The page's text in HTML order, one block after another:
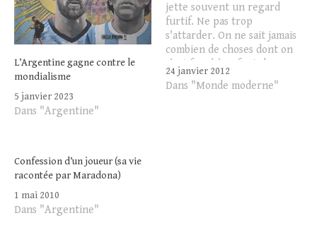
L’Argentine gagne contre le
mondialisme
5 janvier 2023
Dans "Argentine"
jette souvent un regard
furtif. Ne pas trop
s'attarder. On ne sait jamais
combien de choses dont on
s'est forcé à enfouir le
souvenir pourraient à
nouveau apparaître, à
24 janvier 2012
Dans "Monde moderne"
Confession d’un joueur (sa vie
racontée par Maradona)
1 mai 2010
Dans "Argentine"